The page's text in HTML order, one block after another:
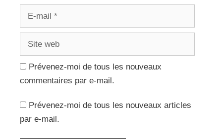
Prévenez-moi de tous les nouveaux
commentaires par e-mail.
Prévenez-moi de tous les nouveaux articles
par e-mail.